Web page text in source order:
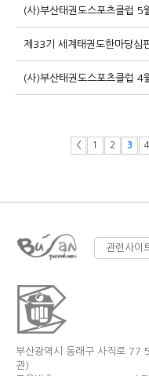
(사)부산태권도스포츠클럽 5
제33기 세계태권도한마당심
(사)부산태권도스포츠클럽 4
< 1 2 3 4
부산광역시 동래구 사직로 77
관)